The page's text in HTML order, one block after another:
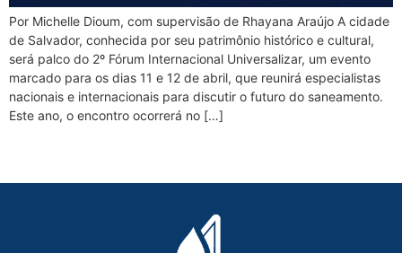
Por Michelle Dioum, com supervisão de Rhayana Araújo A cidade
de Salvador, conhecida por seu patrimônio histórico e cultural,
será palco do 2º Fórum Internacional Universalizar, um evento
marcado para os dias 11 e 12 de abril, que reunirá especialistas
nacionais e internacionais para discutir o futuro do saneamento.
Este ano, o encontro ocorrerá no […]